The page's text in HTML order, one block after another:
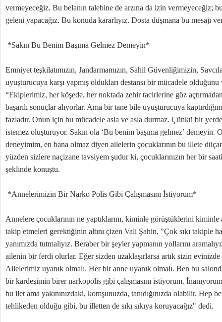
vermeyeceğiz. Bu belanın talebine de arzına da izin vermeyeceğiz;
geleni yapacağız. Bu konuda kararlıyız. Dosta düşmana bu mesajı
*Sakın Bu Benim Başıma Gelmez Demeyin*
Emniyet teşkilatımızın, Jandarmamızın, Sahil Güvenliğimizin,
uyuşturucuya karşı yapmış oldukları destansı bir mücadele
“Ekiplerimiz, her köşede, her noktada zehir tacirlerine göz
başarılı sonuçlar alıyorlar. Ama bir tane bile uyuşturucuya
fazladır. Onun için bu mücadele asla ve asla durmaz. Çünkü bir
istemez oluşturuyor. Sakın ola ‘Bu benim başıma gelmez’ demeyin.
deneyimim, en bana olmaz diyen ailelerin çocuklarının bu illete
yüzden sizlere naçizane tavsiyem şudur ki, çocuklarınızın her bir
şeklinde konuştu.
*Annelerimizin Bir Narko Polis Gibi Çalışmasını İstiyorum*
Annelere çocuklarının ne yaptıklarını, kiminle görüştüklerini kiminle
takip etmeleri gerektiğinin altını çizen Vali Şahin, "Çok sıkı takiple
yanımızda tutmalıyız. Beraber bir şeyler yapmanın yollarını
ailenin bir ferdi olurlar. Eğer sizden uzaklaşırlarsa artık sizin
Ailelerimiz uyanık olmalı. Her bir anne uyanık olmalı. Ben bu
bir kardeşimin birer narkopolis gibi çalışmasını istiyorum.
bu ilet ama yakınınızdaki, komşunuzda, tanıdığınızda olabilir. Hep
tehlikeden olduğu gibi, bu illetten de sıkı sıkıya koruyacağız" dedi.